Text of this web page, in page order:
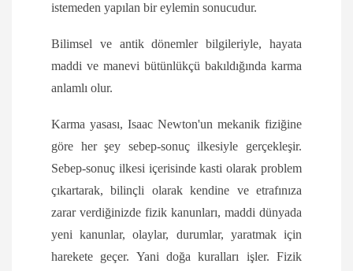
istemeden yapılan bir eylemin sonucudur.
Bilimsel ve antik dönemler bilgileriyle, hayata
maddi ve manevi bütünlükçü bakıldığında karma
anlamlı olur.
Karma yasası, Isaac Newton'un mekanik fiziğine
göre her şey sebep-sonuç ilkesiyle gerçekleşir.
Sebep-sonuç ilkesi içerisinde kasti olarak problem
çıkartarak, bilinçli olarak kendine ve etrafınıza
zarar verdiğinizde fizik kanunları, maddi dünyada
yeni kanunlar, olaylar, durumlar, yaratmak için
harekete geçer. Yani doğa kuralları işler. Fizik